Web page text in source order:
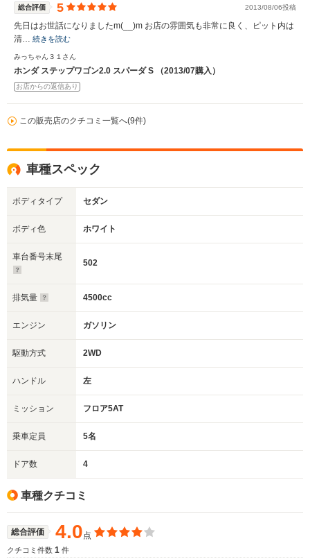
総合評価 5 2013/08/06投稿
先日はお世話になりましたm(__)m お店の雰囲気も非常に良く、ピット内は
清… 続きを読む
みっちゃん３１さん
ホンダ ステップワゴン2.0 スパーダ S （2013/07購入）
お店からの返信あり
この販売店のクチコミ一覧へ(9件)
車種スペック
ボディタイプ セダン
ボディ色 ホワイト
車台番号末尾
502
排気量 4500cc
エンジン ガソリン
駆動方式 2WD
ハンドル 左
ミッション フロア5AT
乗車定員 5名
ドア数 4
車種クチコミ
総合評価 4.0点
クチコミ件数 1 件